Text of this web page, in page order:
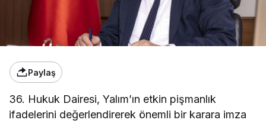
Paylaş
36. Hukuk Dairesi, Yalım’ın etkin pişmanlık
ifadelerini değerlendirerek önemli bir karara imza